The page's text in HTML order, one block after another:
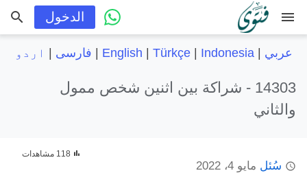
menu الدخول
عربي |
English Türkçe| Indonesia فارسی اردو
14303 -
شراكة بين اثنين شخص ممول
والثاني
سُئل مايو 4، 2022
118 مشاهدات